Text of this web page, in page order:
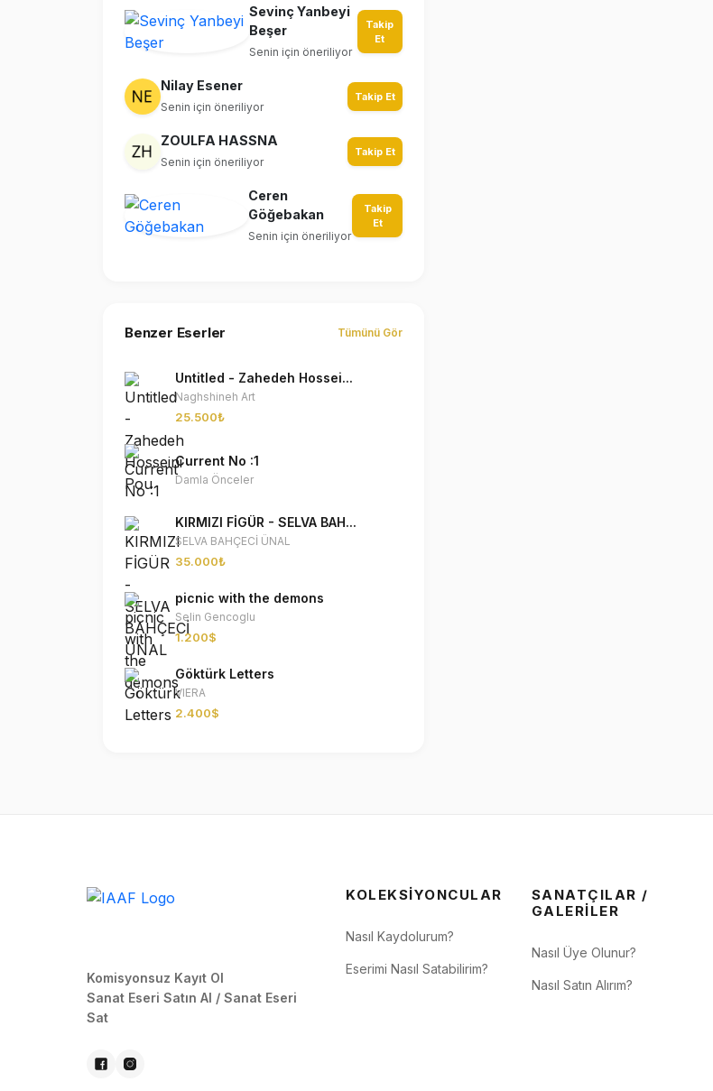
Sevinç Yanbeyi
Beşer
Senin için öneriliyor
Takip
Et
Nilay Esener
Senin için öneriliyor
Takip Et
ZOULFA HASSNA
Senin için öneriliyor
Takip Et
Ceren
Göğebakan
Senin için öneriliyor
Takip
Et
Benzer Eserler Tümünü Gör
Untitled - Zahedeh Hossei...
Naghshineh Art
25.500₺
Current No :1
Damla Önceler
KIRMIZI FİGÜR - SELVA BAH...
SELVA BAHÇECİ ÜNAL
35.000₺
picnic with the demons
Selin Gencoglu
1.200$
Göktürk Letters
VIERA
2.400$
Komisyonsuz Kayıt Ol
Sanat Eseri Satın Al / Sanat Eseri
Sat
KOLEKSIYONCULAR
Nasıl Kaydolurum?
Eserimi Nasıl Satabilirim?
SANATÇILAR /
GALERILER
Nasıl Üye Olunur?
Nasıl Satın Alırım?